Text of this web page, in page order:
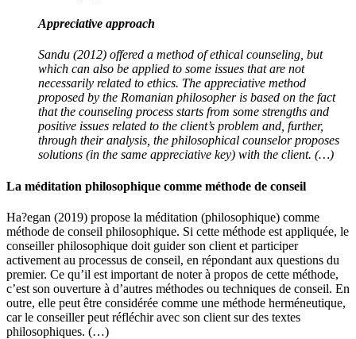
Appreciative approach
Sandu (2012) offered a method of ethical counseling, but
which can also be applied to some issues that are not
necessarily related to ethics. The appreciative method
proposed by the Romanian philosopher is based on the fact
that the counseling process starts from some strengths and
positive issues related to the client’s problem and, further,
through their analysis, the philosophical counselor proposes
solutions (in the same appreciative key) with the client. (…)
La méditation philosophique comme méthode de conseil
Ha?egan (2019) propose la méditation (philosophique) comme
méthode de conseil philosophique. Si cette méthode est appliquée, le
conseiller philosophique doit guider son client et participer
activement au processus de conseil, en répondant aux questions du
premier. Ce qu’il est important de noter à propos de cette méthode,
c’est son ouverture à d’autres méthodes ou techniques de conseil. En
outre, elle peut être considérée comme une méthode herméneutique,
car le conseiller peut réfléchir avec son client sur des textes
philosophiques. (…)